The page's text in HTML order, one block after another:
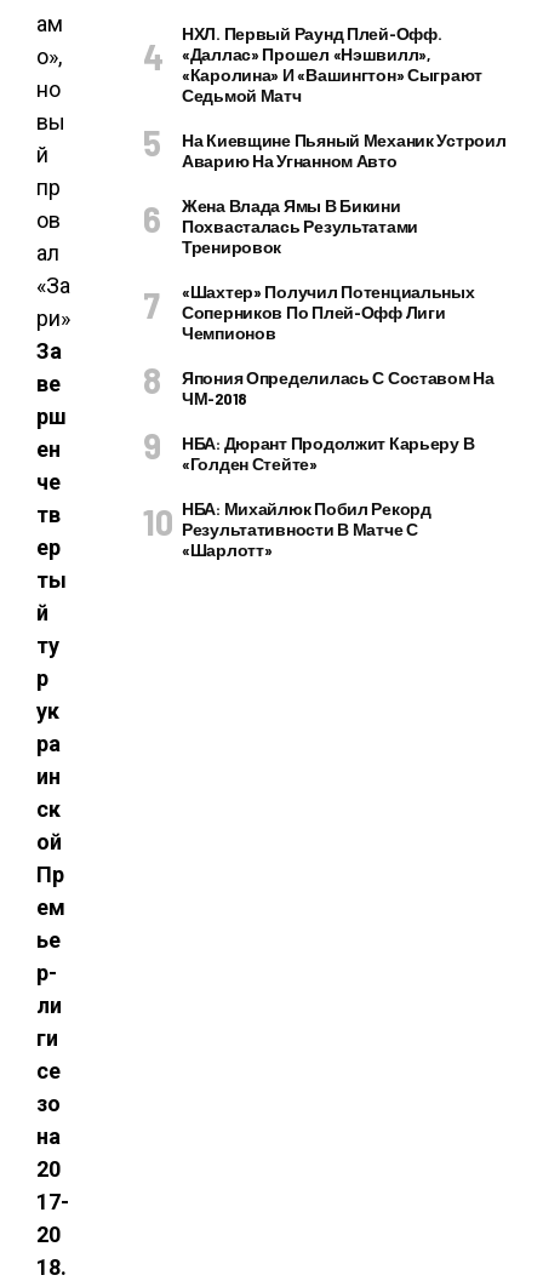
За
ве
рш
ен
че
тв
ер
ты
й
ту
р
ук
ра
ин
ск
ой
Пр
ем
ье
р-
ли
ги
се
зо
на
20
17-
20
18.
НХЛ. Первый Раунд Плей-Офф.
«Даллас» Прошел «Нэшвилл»,
«Каролина» И «Вашингтон» Сыграют
Седьмой Матч
На Киевщине Пьяный Механик Устроил
Аварию На Угнанном Авто
Жена Влада Ямы В Бикини
Похвасталась Результатами
Тренировок
«Шахтер» Получил Потенциальных
Соперников По Плей-Офф Лиги
Чемпионов
Япония Определилась С Составом На
ЧМ-2018
НБА: Дюрант Продолжит Карьеру В
«Голден Стейте»
НБА: Михайлюк Побил Рекорд
Результативности В Матче С
«Шарлотт»